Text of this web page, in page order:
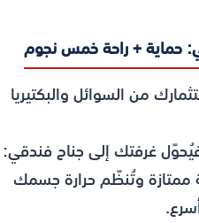
حماية + راحة خمس نجوم
من السوائل والبكتيريا
غرفتك إلى جناح فندقي:
ممتازة وتُنظّم حرارة جسمك